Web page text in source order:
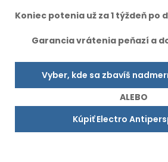
Koniec potenia už za 1 týždeň po
Garancia vrátenia peňazí a
Vyber, kde sa zbavíš
ALEBO
Kúpiť Electro